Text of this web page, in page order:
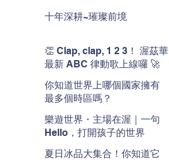
十年深耕~璀璨前境
👏 Clap, clap, 1 2 3！ 渥茲華
最新 ABC 律動歌上線囉 🚀
你知道世界上哪個國家擁有
最多個時區嗎？
樂遊世界・主場在渥｜一句
Hello，打開孩子的世界
夏日冰品大集合！你知道它